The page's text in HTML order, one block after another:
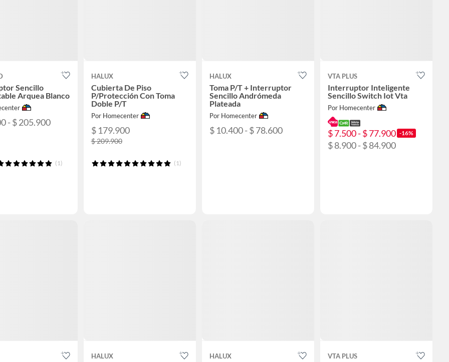
Sencillo
Arquea Blanco
- $ 205.900
(1)
HALUX
Cubierta De Piso
P/Protección Con Toma
Doble P/T
Por Homecenter
$ 179.900
$ 209.900
(1)
HALUX
Toma P/T + Interruptor
Sencillo Andrómeda
Plateada
Por Homecenter
$ 10.400 - $ 78.600
VTA PLUS
Interruptor Inteligente
Sencillo Switch Iot Vta
Por Homecenter
$ 7.500 - $ 77.900 -16%
$ 8.900 - $ 84.900
HALUX HALUX VTA PLUS